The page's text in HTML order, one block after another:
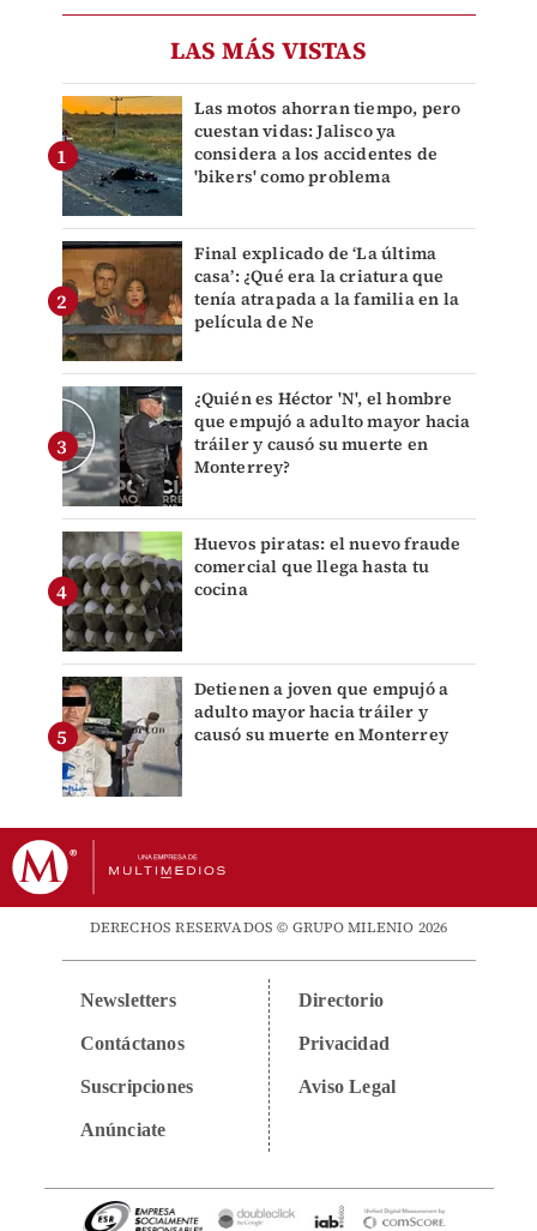
LAS MÁS VISTAS
Las motos ahorran tiempo, pero
cuestan vidas: Jalisco ya
considera a los accidentes de
'bikers' como problema
Final explicado de ‘La última
casa’: ¿Qué era la criatura que
tenía atrapada a la familia en la
película de Ne
¿Quién es Héctor 'N', el hombre
que empujó a adulto mayor hacia
tráiler y causó su muerte en
Monterrey?
Huevos piratas: el nuevo fraude
comercial que llega hasta tu
cocina
Detienen a joven que empujó a
adulto mayor hacia tráiler y
causó su muerte en Monterrey
DERECHOS RESERVADOS © GRUPO MILENIO 2026
Newsletters
Contáctanos
Suscripciones
Anúnciate
Directorio
Privacidad
Aviso Legal